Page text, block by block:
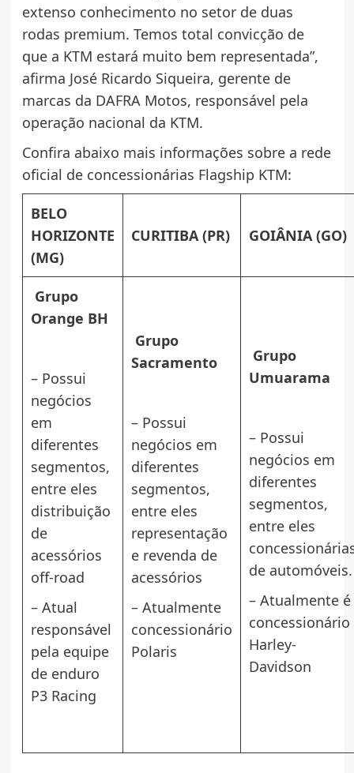
extenso conhecimento no setor de duas
rodas premium. Temos total convicção de
que a KTM estará muito bem representada”,
afirma José Ricardo Siqueira, gerente de
marcas da DAFRA Motos, responsável pela
operação nacional da KTM.
Confira abaixo mais informações sobre a rede
oficial de concessionárias Flagship KTM:
BELO
HORIZONTE
(MG)
CURITIBA (PR) GOIÂNIA (GO)
Grupo
Orange BH
– Possui
negócios
em
diferentes
segmentos,
entre eles
distribuição
de
acessórios
off-road
– Atual
responsável
pela equipe
de enduro
P3 Racing
Grupo
Sacramento
– Possui
negócios em
diferentes
segmentos,
entre eles
representação
e revenda de
acessórios
– Atualmente
concessionário
Polaris
Grupo
Umuarama
– Possui
negócios em
diferentes
segmentos,
entre eles
de automóveis.
– Atualmente é
concessionário
Harley-
Davidson